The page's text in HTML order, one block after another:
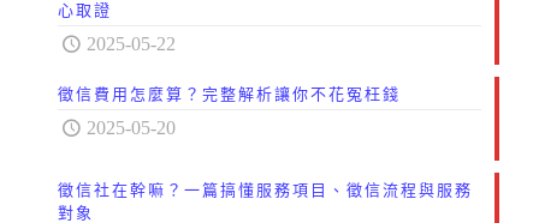
心取證
2025-05-22
徵信費用怎麼算？完整解析讓你不花冤枉錢
2025-05-20
徵信社在幹嘛？一篇搞懂服務項目、徵信流程與服務
對象